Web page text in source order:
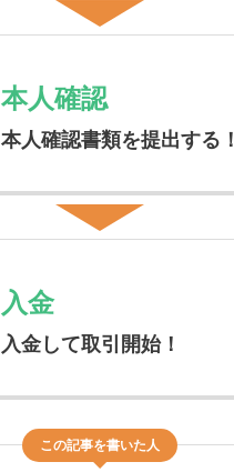
本人確認
本人確認書類を提出する！
入金
入金して取引開始！
この記事を書いた人